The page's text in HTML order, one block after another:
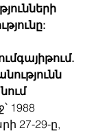
27-29-ը,